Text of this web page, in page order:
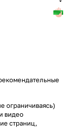
ограничиваясь)
видео
страниц,